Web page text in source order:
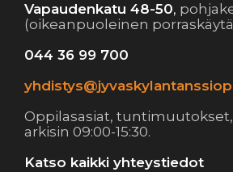
Vapaudenkatu 48-50,
(oikeanpuoleinen
044 36 99 700
Oppilasasiat,
arkisin 09:00-15:30.
Katso kaikki yhteystiedot